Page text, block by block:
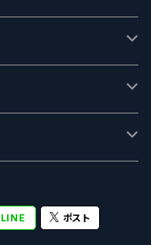
Brewing
ネス
ー
ーターズ
LINE ポスト